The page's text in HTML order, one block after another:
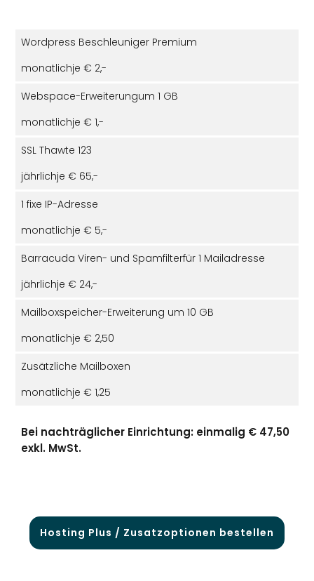
Wordpress Beschleuniger Premium
monatlichje € 2,-
Webspace-Erweiterungum 1 GB
monatlichje € 1,-
SSL Thawte 123
jährlichje € 65,-
1 fixe IP-Adresse
monatlichje € 5,-
Barracuda Viren- und Spamfilterfür 1 Mailadresse
jährlichje € 24,-
Mailboxspeicher-Erweiterung um 10 GB
monatlichje € 2,50
Zusätzliche Mailboxen
monatlichje € 1,25
Bei nachträglicher Einrichtung: einmalig € 47,50
exkl. MwSt.
Hosting Plus / Zusatzoptionen bestellen